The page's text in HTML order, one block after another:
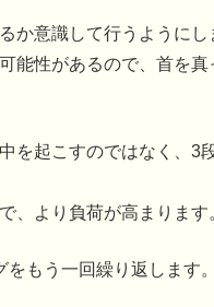
か意識して行うようにし
能性があるので、首を
を起こすのではなく、3
、より負荷が高まります
もう一回繰り返します。